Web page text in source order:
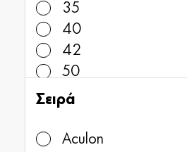
35
40
42
50
Σειρά
Aculon